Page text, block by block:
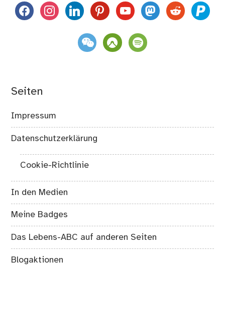
facebookinstagramlinkedinpinterestyoutubemastodon
reddit paypal
weixin komootspotify
Seiten
Impressum
Datenschutzerklärung
Cookie-Richtlinie
In den Medien
Meine Badges
Das Lebens-ABC auf anderen Seiten
Blogaktionen